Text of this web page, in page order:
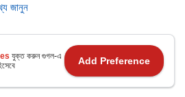
জানুন
যুক্ত করুন গুগল-এ
Add Preference